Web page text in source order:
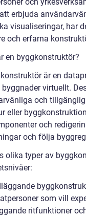
erbjuda
visualiseringar, har
och erfarna
en byggkonstruktör?
är en
virtuellt.
och
eller
och
och följa
olika typer av
som vill
ritfunktioner